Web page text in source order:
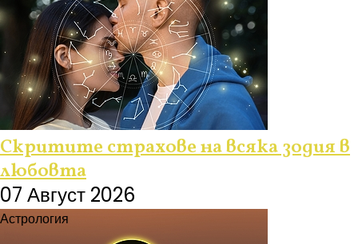
Скритите страхове на всяка зодия в
любовта
07 Август 2026
Астрология